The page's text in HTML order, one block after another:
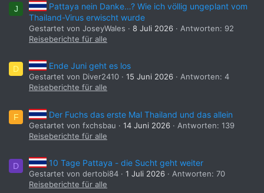
J
Pattaya nein Danke…? Wie ich völlig ungeplant vom
Thailand-Virus erwischt wurde
Gestartet von JoseyWales 8 Juli 2026
Antworten: 92
Reiseberichte für alle
D Ende Juni geht es los
Gestartet von Diver2410 15 Juni 2026
Antworten: 4
Reiseberichte für alle
F Der Fuchs das erste Mal Thailand und das allein
Gestartet von fxchsbau 14 Juni 2026
Antworten: 139
Reiseberichte für alle
D 10 Tage Pattaya - die Sucht geht weiter
Gestartet von dertobi84 1 Juli 2026
Antworten: 70
Reiseberichte für alle